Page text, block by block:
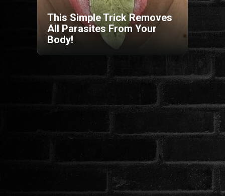
This Simple Trick Removes
All Parasites From Your
Body!